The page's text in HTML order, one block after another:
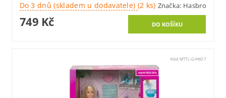
Do 3 dnů (skladem u dodavatele) (2 ks) Značka: Hasbro
749 Kč
Kód: MTTL-GHN07